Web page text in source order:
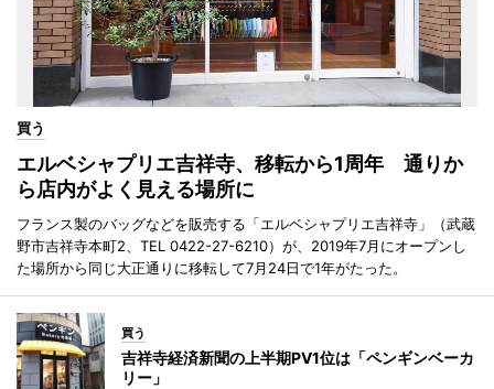
買う
エルベシャプリエ吉祥寺、移転から1周年 通りか
ら店内がよく見える場所に
フランス製のバッグなどを販売する「エルベシャプリエ吉祥寺」（武蔵
野市吉祥寺本町2、TEL 0422-27-6210）が、2019年7月にオープンし
た場所から同じ大正通りに移転して7月24日で1年がたった。
買う
吉祥寺経済新聞の上半期PV1位は「ペンギンベーカ
リー」